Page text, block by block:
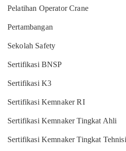
Pelatihan Operator Crane
Pertambangan
Sekolah Safety
Sertifikasi BNSP
Sertifikasi K3
Sertifikasi Kemnaker RI
Sertifikasi Kemnaker Tingkat Ahli
Sertifikasi Kemnaker Tingkat